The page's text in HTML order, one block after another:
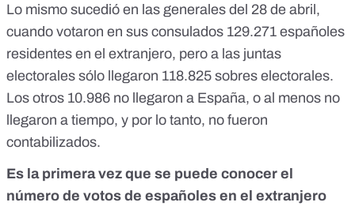
Lo mismo sucedió en las generales del 28 de abril,
cuando votaron en sus consulados 129.271 españoles
residentes en el extranjero, pero a las juntas
electorales sólo llegaron 118.825 sobres electorales.
Los otros 10.986 no llegaron a España, o al menos no
llegaron a tiempo, y por lo tanto, no fueron
contabilizados.
Es la primera vez que se puede conocer el
número de votos de españoles en el extranjero